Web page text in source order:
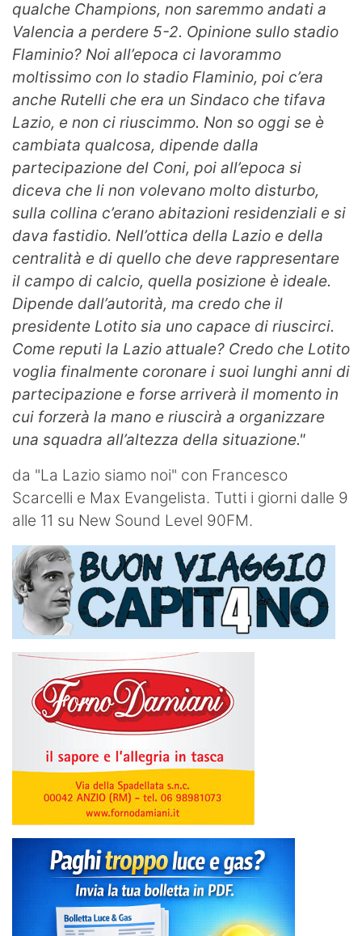
qualche Champions, non saremmo andati a
Valencia a perdere 5-2. Opinione sullo stadio
Flaminio? Noi all’epoca ci lavorammo
moltissimo con lo stadio Flaminio, poi c’era
anche Rutelli che era un Sindaco che tifava
Lazio, e non ci riuscimmo. Non so oggi se è
cambiata qualcosa, dipende dalla
partecipazione del Coni, poi all’epoca si
diceva che li non volevano molto disturbo,
sulla collina c’erano abitazioni residenziali e si
dava fastidio. Nell’ottica della Lazio e della
centralità e di quello che deve rappresentare
il campo di calcio, quella posizione è ideale.
Dipende dall’autorità, ma credo che il
presidente Lotito sia uno capace di riuscirci.
Come reputi la Lazio attuale? Credo che Lotito
voglia finalmente coronare i suoi lunghi anni di
partecipazione e forse arriverà il momento in
cui forzerà la mano e riuscirà a organizzare
una squadra all’altezza della situazione."
da "La Lazio siamo noi" con Francesco
Scarcelli e Max Evangelista. Tutti i giorni dalle 9
alle 11 su New Sound Level 90FM.